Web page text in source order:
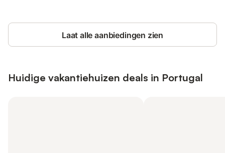
Laat alle aanbiedingen zien
Huidige vakantiehuizen deals in Portugal